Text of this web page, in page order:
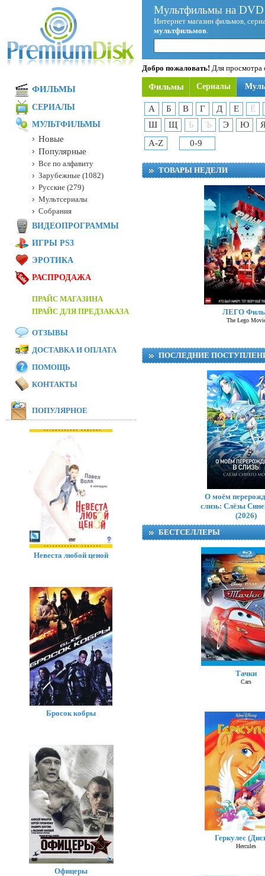
Мультфильмы на
Интернет магазин фильмов,
мультфильмов.
Добро пожаловать! Для просмотра
Фильмы Сериалы
А Б В Г Д Е
Ё
Ш
Щ Ь Ъ Э Ю
A-Z
0-9
ТОВАРЫ НЕДЕЛИ
ЛЕГО
The Lego
ПОСЛЕДНИЕ
О моём
слизь: Слёзы
(2026)
БЕСТСЕЛЛЕРЫ
Тачки
Cars
Геркулес
Hercules
ФИЛЬМЫ
СЕРИАЛЫ
МУЛЬТФИЛЬМЫ
Новые
Популярные
Все по алфавиту
Зарубежные (1082)
Русские (279)
Мультсериалы
Собрания
ВИДЕОПРОГРАММЫ
ИГРЫ PS3
ЭРОТИКА
РАСПРОДАЖА
ПРАЙС МАГАЗИНА
ПРАЙС ДЛЯ ПРЕДЗАКАЗА
ОТЗЫВЫ
ДОСТАВКА И ОПЛАТА
ПОМОЩЬ
КОНТАКТЫ
ПОПУЛЯРНОЕ
Невеста любой ценой
Бросок кобры
Офицеры